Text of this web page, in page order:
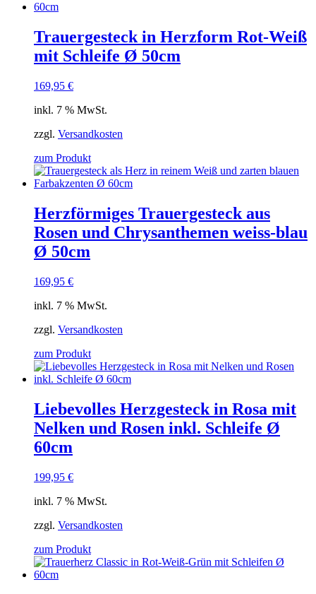
Trauergesteck in Herzform Rot-Weiß
mit Schleife Ø 50cm
169,95 €
inkl. 7 % MwSt.
zzgl. Versandkosten
zum Produkt
Herzförmiges Trauergesteck aus
Rosen und Chrysanthemen weiss-blau
Ø 50cm
169,95 €
inkl. 7 % MwSt.
zzgl. Versandkosten
zum Produkt
Liebevolles Herzgesteck in Rosa mit
Nelken und Rosen inkl. Schleife Ø
60cm
199,95 €
inkl. 7 % MwSt.
zzgl. Versandkosten
zum Produkt